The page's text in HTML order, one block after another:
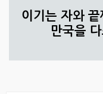
이기는 자와 끝
만국을